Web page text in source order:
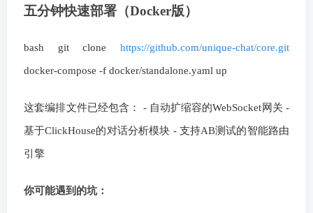
五分钟快速部署（Docker版）
bash git clone https://github.com/unique-chat/core.git
docker-compose -f docker/standalone.yaml up
这套编排文件已经包含： - 自动扩缩容的WebSocket网关 -
基于ClickHouse的对话分析模块 - 支持AB测试的智能路由
引擎
你可能遇到的坑：